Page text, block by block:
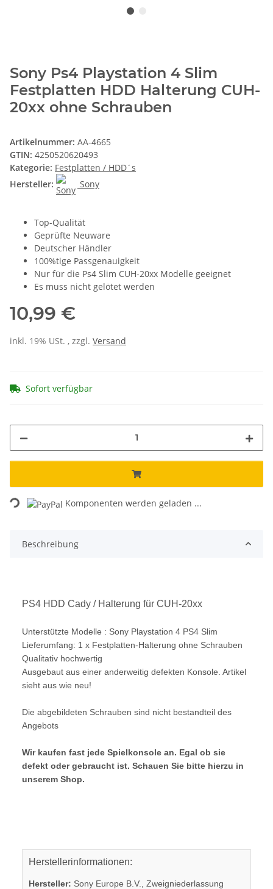
Sony Ps4 Playstation 4 Slim
Festplatten HDD Halterung CUH-
20xx ohne Schrauben
Artikelnummer: AA-4665
GTIN: 4250520620493
Kategorie: Festplatten / HDD´s
Hersteller:
Sony
Top-Qualität
Geprüfte Neuware
Deutscher Händler
100%tige Passgenauigkeit
Nur für die Ps4 Slim CUH-20xx Modelle geeignet
Es muss nicht gelötet werden
10,99 €
inkl. 19% USt. , zzgl. Versand
Sofort verfügbar
Loading... Komponenten werden geladen ...
Beschreibung
PS4 HDD Cady / Halterung für CUH-20xx
Unterstützte Modelle : Sony Playstation 4 PS4 Slim
Lieferumfang: 1 x Festplatten-Halterung ohne Schrauben
Qualitativ hochwertig
Ausgebaut aus einer anderweitig defekten Konsole. Artikel
sieht aus wie neu!
Die abgebildeten Schrauben sind nicht bestandteil des
Angebots
Wir kaufen fast jede Spielkonsole an. Egal ob sie
defekt oder gebraucht ist. Schauen Sie bitte hierzu in
unserem Shop.
Herstellerinformationen:
Hersteller: Sony Europe B.V., Zweigniederlassung